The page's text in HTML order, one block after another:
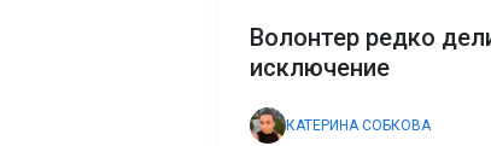
Волонтер редко
исключение
КАТЕРИНА СОБКОВА